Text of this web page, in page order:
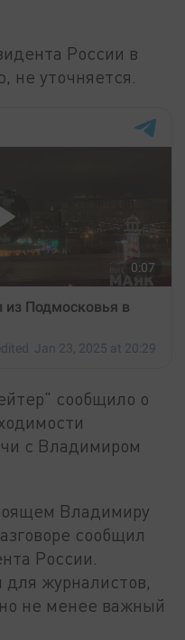
России в
не уточняется.
сообщило о
с Владимиром
Владимиру
сообщил
России.
журналистов,
но не менее важный